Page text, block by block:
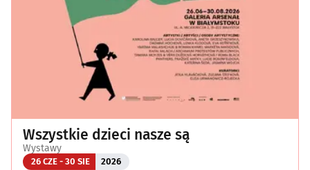
Wszystkie dzieci nasze są
Wystawy
26 CZE - 30 SIE 2026